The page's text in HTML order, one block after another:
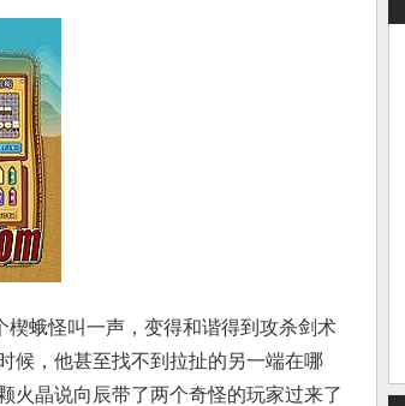
蛾怪叫一声，变得和谐得到攻杀剑术
候，他甚至找不到拉扯的另一端在哪
火晶说向辰带了两个奇怪的玩家过来了